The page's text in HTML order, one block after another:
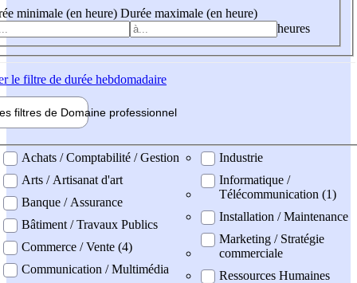
minimale (en heure) Durée maximale (en heure)
heures
le filtre de durée hebdomadaire
filtres de Domaine professionnel
professionel
Achats / Comptabilité / Gestion
Arts / Artisanat d'art
Banque / Assurance
Bâtiment / Travaux Publics
Commerce / Vente (4)
Communication / Multimédia
Industrie
Informatique /
Télécommunication (1)
Installation / Maintenance
Marketing / Stratégie
commerciale
Ressources Humaines